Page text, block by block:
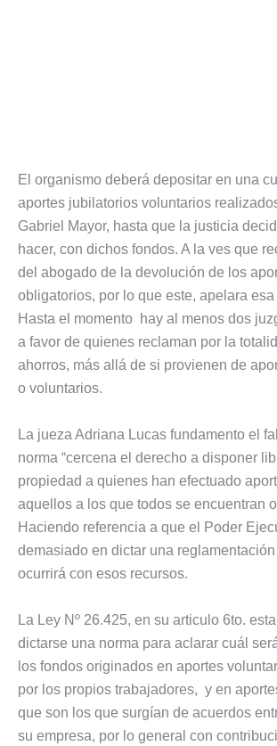
El organismo deberá depositar en una
aportes jubilatorios voluntarios
Gabriel Mayor, hasta que la justicia
hacer, con dichos fondos. A la ves que
del abogado de la devolución de los
obligatorios, por lo que este, apelara
Hasta el momento hay al menos dos
a favor de quienes reclaman por la
ahorros, más allá de si provienen de
o voluntarios.
La jueza Adriana Lucas fundamento el
norma “cercena el derecho a disponer
propiedad a quienes han efectuado
aquellos a los que todos se encuentran
Haciendo referencia a que el Poder
demasiado en dictar una
ocurrirá con esos recursos.
La Ley Nº 26.425, en su articulo 6to.
dictarse una norma para aclarar cuál
los fondos originados en aportes
por los propios trabajadores, y en
que son los que surgían de acuerdos
su empresa, por lo general con